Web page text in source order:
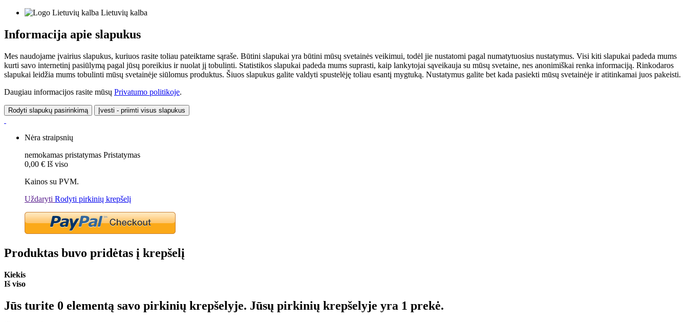
Lietuvių kalba
Informacija apie slapukus
Mes naudojame įvairius slapukus, kuriuos rasite toliau pateiktame sąraše. Būtini slapukai yra būtini mūsų svetainės veikimui, todėl jie nustatomi pagal numatytuosius nustatymus. Visi kiti slapukai padeda mums
kurti savo internetinį pasiūlymą pagal jūsų poreikius ir nuolat jį tobulinti. Statistikos slapukai padeda mums suprasti, kaip lankytojai sąveikauja su mūsų svetaine, nes anonimiškai renka informaciją. Rinkodaros
slapukai leidžia mums tobulinti mūsų svetainėje siūlomus produktus. Šiuos slapukus galite valdyti spustelėję toliau esantį mygtuką. Nustatymus galite bet kada pasiekti mūsų svetainėje ir atitinkamai juos pakeisti.
Daugiau informacijos rasite mūsų Privatumo politikoje.
Rodyti slapukų pasirinkimą Įvesti - priimti visus slapukus
Nėra straipsnių
nemokamas pristatymas Pristatymas
0,00 € Iš viso
Kainos su PVM.
Uždaryti Rodyti pirkinių krepšelį
Produktas buvo pridėtas į krepšelį
Kiekis
Iš viso
Jūs turite 0 elementą savo pirkinių krepšelyje. Jūsų pirkinių krepšelyje yra 1 prekė.